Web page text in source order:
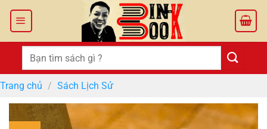
Tìm
kiếm:
Trang chủ / Sách Lịch Sử